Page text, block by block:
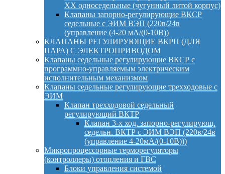
ХХ односедельные (чугунный литой корпус)
Клапаны запорно-регулирующие ВКСР
седельные с ЭИМ ВЭП (220в/24в
(управление (4-20 мА/(0-10В))
КЛАПАНЫ РЕГУЛИРУЮЩИЕ ВКРП (ДЛЯ
ПАРА) С ЭЛЕКТРОПРИВОДОМ
Клапаны седельные регулирующие ВКСР с
программно-управляемым электрическим
исполнительным механизмом
Клапаны седельные регулирующие трехходовые с
ЭИМ
Клапан трехходовой седельный
регулирующий ВКТР
Клапан 3-х ход. запорно-регулирующ.
седельн. ВКТР с ЭИМ ВЭП (220в/24в
(управление 4-20мА/(0-10В)))
Микропроцессорные терморегуляторы
(контроллеры) отопления и ГВС
Блоки управления системой